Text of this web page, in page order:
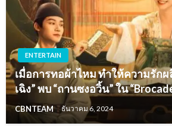
ENTERTAIN
เมื่อการทอผ้าไหม ทำให้ความรักผ
เฉิง” พบ “ถานซงอวิ้น” ใน
CBNTEAM ธันวาคม 6, 2024